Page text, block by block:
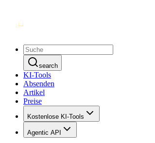
search
KI-Tools
Absenden
Artikel
Preise
Kostenlose KI-Tools
Agentic API